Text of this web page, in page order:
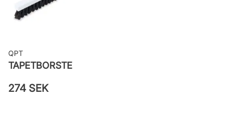
82019
QPT
TAPETBORSTE
274 SEK